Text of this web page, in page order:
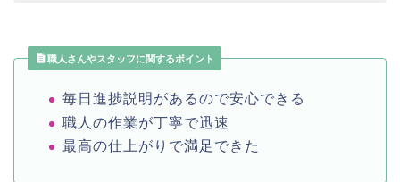
職人さんやスタッフに関するポイント
毎日進捗説明があるので安心できる
職人の作業が丁寧で迅速
最高の仕上がりで満足できた